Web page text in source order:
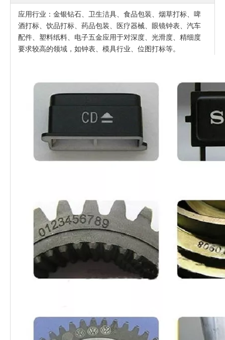
应用行业：金银钻石、卫生洁具、食品包装、烟草打标、啤
酒打标、饮品打标、药品包装、医疗器械、眼镜钟表、汽车
配件、塑料纸料、电子五金应用于对深度、光滑度、精细度
要求较高的领域，如钟表、模具行业、位图打标等。